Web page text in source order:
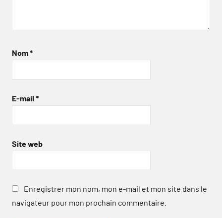
Nom*
E-mail *
Site web
Enregistrer mon nom, mon e-mail et mon site dans le
navigateur pour mon prochain commentaire.